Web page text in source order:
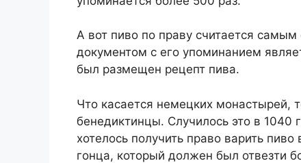
А вот пиво по праву считается
документом с его упоминанием
был размещен рецепт пива.
Что касается немецких монастырей,
бенедиктинцы. Случилось это в
хотелось получить право варить
гонца, который должен был отвезти